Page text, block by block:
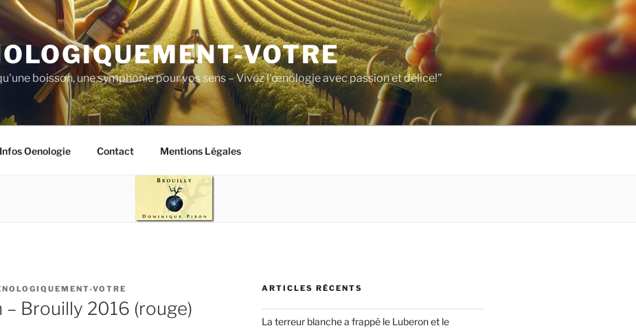
VOTRE
boisson, une symphonie pour vos sens – Vivez l'œnologie avec passion et délice!"
Infos Oenologie Contact Mentions Légales
VOTRE
Brouilly 2016 (rouge)
ARTICLES RÉCENTS
La terreur blanche a frappé le Luberon et le